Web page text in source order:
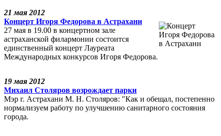
21 мая 2012
Концерт Игоря Федорова в Астрахани
27 мая в 19.00 в концертном зале
астраханской филармонии состоится
единственный концерт Лауреата
Международных конкурсов Игоря Федорова.
19 мая 2012
Михаил Столяров возрождает парки
Мэр г. Астрахани М. Н. Столяров: "Как и обещал, постепенно
нормализуем работу по улучшению санитарного состояния
города.